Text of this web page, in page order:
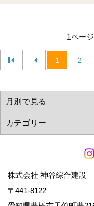
1ペー
1 2
株式会社 神谷綜合建設
〒441-8122